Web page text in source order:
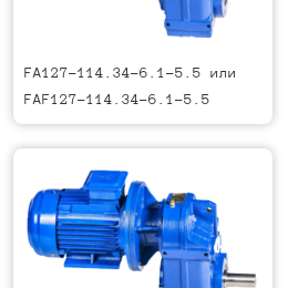
FA127-114.34-6.1-5.5 или
FAF127-114.34-6.1-5.5